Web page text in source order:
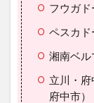
フウガド
ペスカド
湘南ベル
立川・府
府中市）